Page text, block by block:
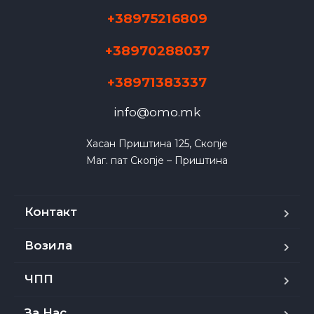
+38975216809
+38970288037
+38971383337
info@omo.mk
Хасан Приштина 125, Скопје
Маг. пат Скопје – Приштина
Контакт
Возила
ЧПП